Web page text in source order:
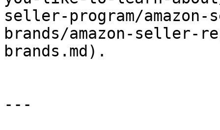
seller-program/
brands/amazon-seller-
brands.md).
---